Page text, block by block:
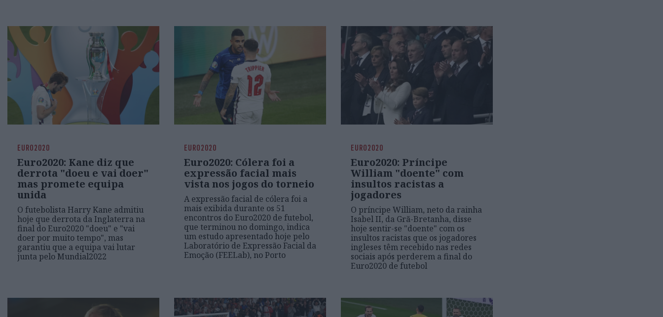
EURO2020
Euro2020: Kane diz que
derrota "doeu e vai doer"
mas promete equipa
unida
O futebolista Harry Kane admitiu
hoje que derrota da Inglaterra na
final do Euro2020 "doeu" e "vai
doer por muito tempo", mas
garantiu que a equipa vai lutar
junta pelo Mundial2022
EURO2020
Euro2020: Cólera foi a
expressão facial mais
vista nos jogos do torneio
A expressão facial de cólera foi a
mais exibida durante os 51
encontros do Euro2020 de futebol,
que terminou no domingo, indica
um estudo apresentado hoje pelo
Laboratório de Expressão Facial da
Emoção (FEELab), no Porto
EURO2020
Euro2020: Príncipe
William "doente" com
insultos racistas a
jogadores
O príncipe William, neto da rainha
Isabel II, da Grã-Bretanha, disse
hoje sentir-se "doente" com os
insultos racistas que os jogadores
ingleses têm recebido nas redes
sociais após perderem a final do
Euro2020 de futebol